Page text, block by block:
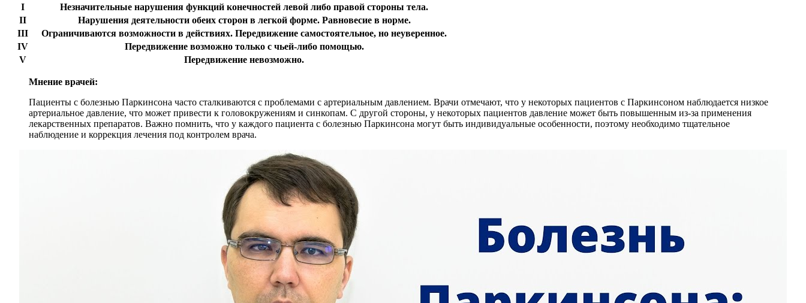
I
Незначительные нарушения функций конечностей левой либо правой стороны тела.
II
Нарушения деятельности обеих сторон в легкой форме. Равновесие в норме.
III
Ограничиваются возможности в действиях. Передвижение самостоятельное, но неуверенное.
IV
Передвижение возможно только с чьей-либо помощью.
V
Передвижение невозможно.
Мнение врачей:
Пациенты с болезнью Паркинсона часто сталкиваются с проблемами с артериальным давлением. Врачи отмечают, что у некоторых пациентов с Паркинсоном наблюдается низкое
артериальное давление, что может привести к головокружениям и синкопам. С другой стороны, у некоторых пациентов давление может быть повышенным из-за применения
лекарственных препаратов. Важно помнить, что у каждого пациента с болезнью Паркинсона могут быть индивидуальные особенности, поэтому необходимо тщательное
наблюдение и коррекция лечения под контролем врача.